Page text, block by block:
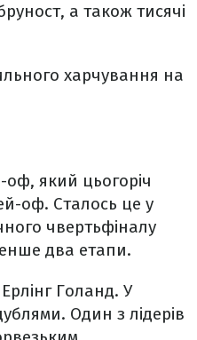
а також тисячі
харчування на
який цьогоріч
оф. Сталось це у
чвертьфіналу
два етапи.
Голанд. У
Один з лідерів